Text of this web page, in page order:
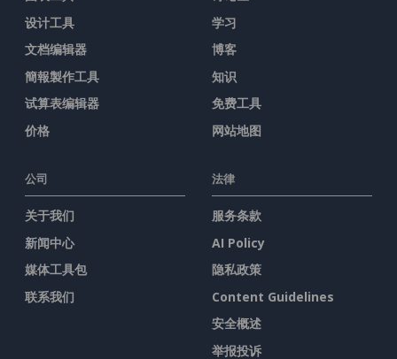
设计工具
文档编辑器
簡報製作工具
试算表编辑器
价格
学习
博客
知识
免费工具
网站地图
公司
关于我们
新闻中心
媒体工具包
联系我们
法律
服务条款
AI Policy
隐私政策
Content Guidelines
安全概述
举报投诉